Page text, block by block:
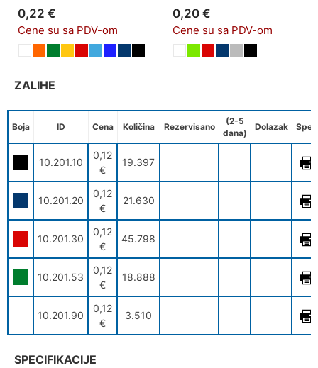
0,22 €
Cene su sa PDV-om
0,20 €
Cene su sa PDV-om
ZALIHE
Boja ID Cena Količina Rezervisano
(2-5
dana)
Dolazak Spec
10.201.10
0,12
€
19.397
10.201.20
0,12
€
21.630
10.201.30
0,12
€
45.798
10.201.53
0,12
€
18.888
10.201.90
0,12
€
3.510
SPECIFIKACIJE